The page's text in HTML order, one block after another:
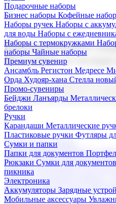
Подарочные наборы
Бизнес наборы Кофейные
Наборы ручек Наборы с
для воды Наборы с
Наборы с термокружками
наборы Чайные наборы
Премиум сувенир
Ансамбль Регистон Медресе
Орда Худояр-хана Стелла
Промо-сувениры
Бейджи Ланъярды
брелоки
Ручки
Карандаши Металлические
Пластиковые ручки Футляры
Сумки и папки
Папки для документов
Рюкзаки Сумки для документов
пикника
Электроника
Аккумуляторы Зарядные
Мобильные аксессуары
Корпоративные
Поставка со склада
Мы предлагаем широкий
сувениров с логотипом. В
продукцию для бизнеса,
Подарочные наборы
Бизнес наборыКофейные
Наборы из кожиНаборы ручек
Наборы с бутылками для воды
Наборы с кружками
флешкамиНовогодние наборы